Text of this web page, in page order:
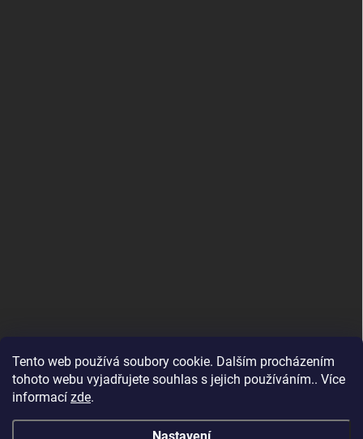
Tento web používá soubory cookie. Dalším procházením
tohoto webu vyjadřujete souhlas s jejich používáním.. Více
informací zde.